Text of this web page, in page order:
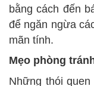
bằng cách đến
để ngăn ngừa
mãn tính.
Mẹo phòng
Những thói